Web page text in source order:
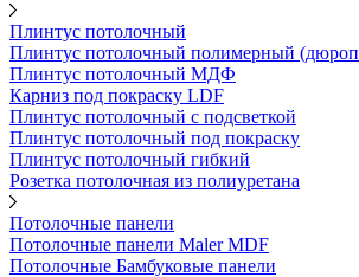
Плинтус потолочный
Плинтус потолочный полимерный
Плинтус потолочный МДФ
Карниз под покраску LDF
Плинтус потолочный с подсветкой
Плинтус потолочный под покраску
Плинтус потолочный гибкий
Розетка потолочная из полиуретана
Потолочные панели
Потолочные панели Maler MDF
Потолочные Бамбуковые панели